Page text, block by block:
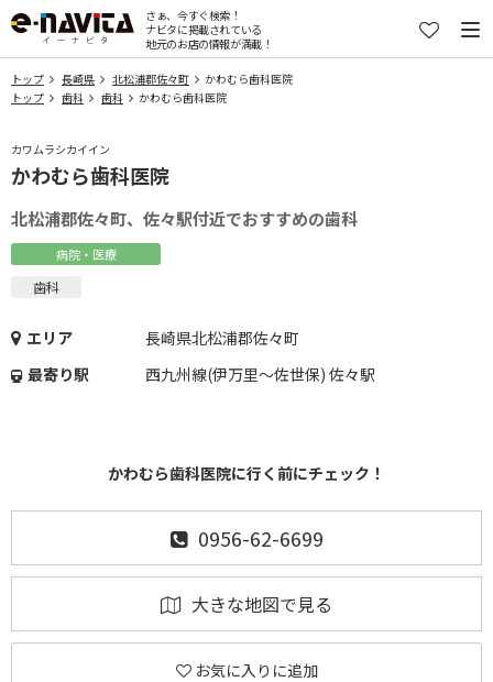
さぁ、今すぐ検索！
ナビタに掲載されている
地元のお店の情報が満載！
トップ 長崎県 北松浦郡佐々町
かわむら歯科医院
トップ
歯科 歯科 かわむら歯科医院
カワムラシカイイン
かわむら歯科医院
北松浦郡佐々町、佐々駅付近でおすすめの歯科
病院・医療
歯科
エリア
長崎県北松浦郡佐々町
最寄り駅
西九州線(伊万里～佐世保) 佐々駅
かわむら歯科医院に行く前にチェック！
0956-62-6699
大きな地図で見る
お気に入りに追加